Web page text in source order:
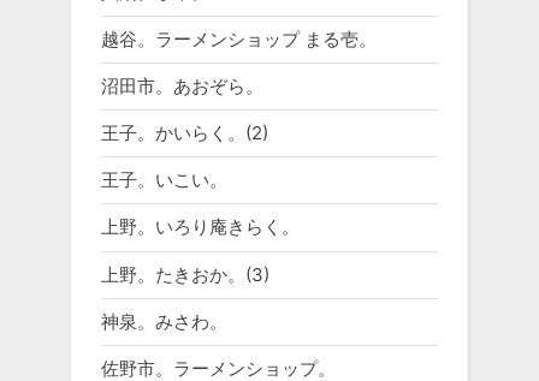
越谷。ラーメンショップ まる壱。
沼田市。あおぞら。
王子。かいらく。(2)
王子。いこい。
上野。いろり庵きらく。
上野。たきおか。(3)
神泉。みさわ。
佐野市。ラーメンショップ。